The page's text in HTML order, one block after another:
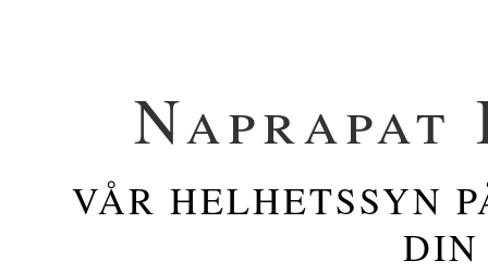
Naprapat
VÅR HELHETSSYN
DIN